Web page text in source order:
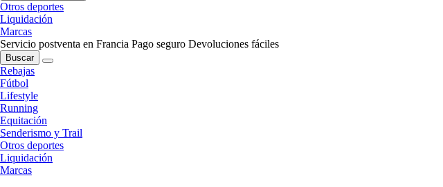
Otros deportes
Liquidación
Marcas
Servicio postventa en Francia Pago seguro Devoluciones fáciles
Buscar
Rebajas
Fútbol
Lifestyle
Running
Equitación
Senderismo y Trail
Otros deportes
Liquidación
Marcas